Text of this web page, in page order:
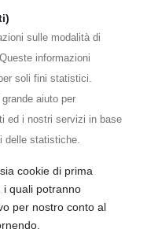
sulle modalità di
informazioni
soli fini statistici.
aiuto per
ed i nostri servizi in base
delle statistiche.
cookie di prima
i quali potranno
per nostro conto al